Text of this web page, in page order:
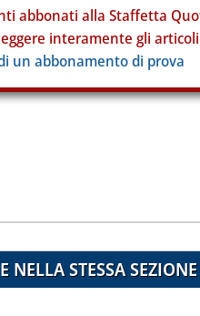
abbonati alla Staffetta
interamente gli
un abbonamento di prova
NELLA STESSA SEZIONE